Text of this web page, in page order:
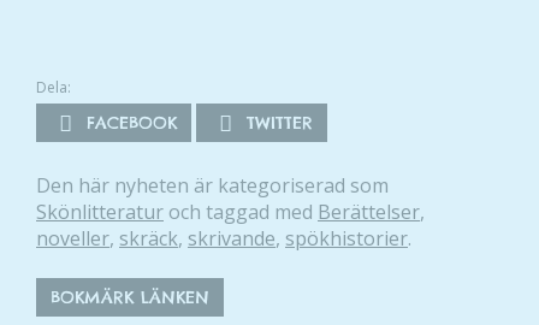
Dela:
FACEBOOK TWITTER
Den här nyheten är kategoriserad som
Skönlitteratur och taggad med Berättelser,
noveller, skräck, skrivande, spökhistorier.
BOKMÄRK LÄNKEN